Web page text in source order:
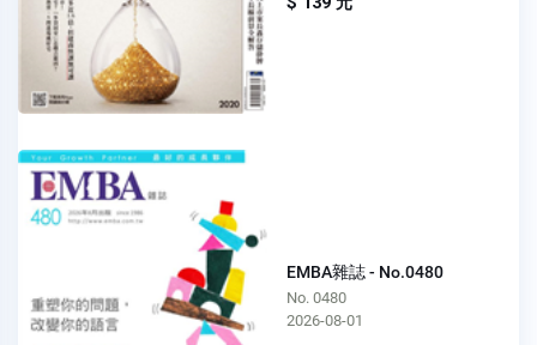
EMBA雜誌 - No.0480
No. 0480
2026-08-01